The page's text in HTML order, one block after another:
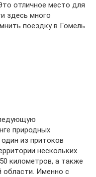
отличное место для
здесь много
поездку в Гомель
природных
из притоков
нескольких
километров, а также
области. Именно с